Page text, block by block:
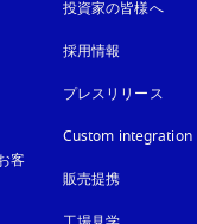
示されます
客
投資家の皆様へ
採用情報
プレスリリース
Custom integration
販売提携